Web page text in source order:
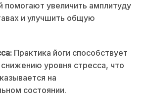
помогают увеличить амплитуду
и улучшить общую
Практика йоги способствует
уровня стресса, что
на
состоянии.